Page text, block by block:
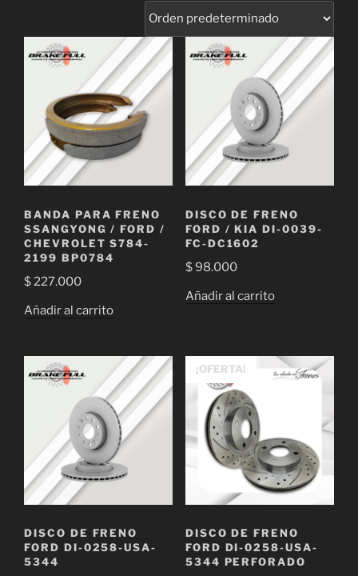
BANDA PARA FRENO
SSANGYONG / FORD /
CHEVROLET S784-
2199 BP0784
$227.000
Añadir al carrito
DISCO DE FRENO
FORD / KIA DI-0039-
FC-DC1602
$98.000
Añadir al carrito
DISCO DE FRENO
FORD DI-0258-USA-
5344
¡OFERTA!
DISCO DE FRENO
FORD DI-0258-USA-
5344 PERFORADO